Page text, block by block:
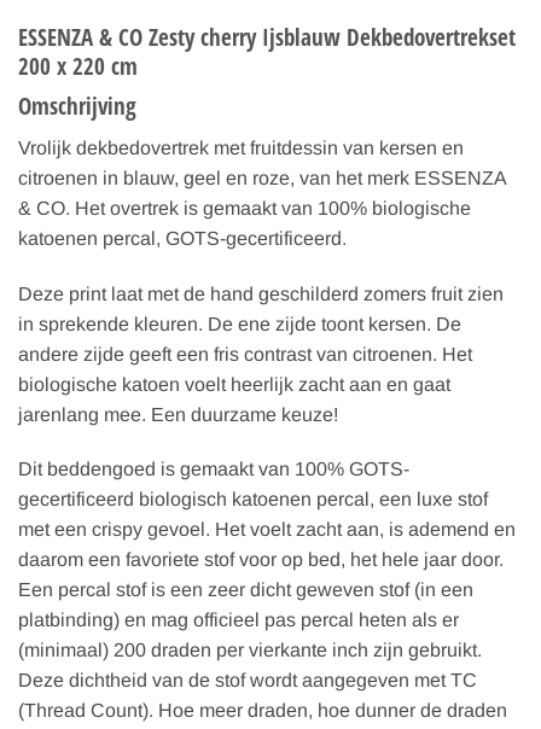
ESSENZA & CO Zesty cherry Ijsblauw Dekbedovertrekset
200 x 220 cm
Omschrijving
Vrolijk dekbedovertrek met fruitdessin van kersen en
citroenen in blauw, geel en roze, van het merk ESSENZA
& CO. Het overtrek is gemaakt van 100% biologische
katoenen percal, GOTS-gecertificeerd.
Deze print laat met de hand geschilderd zomers fruit zien
in sprekende kleuren. De ene zijde toont kersen. De
andere zijde geeft een fris contrast van citroenen. Het
biologische katoen voelt heerlijk zacht aan en gaat
jarenlang mee. Een duurzame keuze!
Dit beddengoed is gemaakt van 100% GOTS-
gecertificeerd biologisch katoenen percal, een luxe stof
met een crispy gevoel. Het voelt zacht aan, is ademend en
daarom een favoriete stof voor op bed, het hele jaar door.
Een percal stof is een zeer dicht geweven stof (in een
platbinding) en mag officieel pas percal heten als er
(minimaal) 200 draden per vierkante inch zijn gebruikt.
Deze dichtheid van de stof wordt aangegeven met TC
(Thread Count). Hoe meer draden, hoe dunner de draden